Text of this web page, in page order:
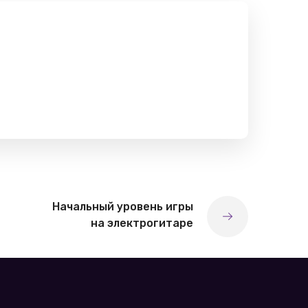
Начальный уровень игры
на электрогитаре